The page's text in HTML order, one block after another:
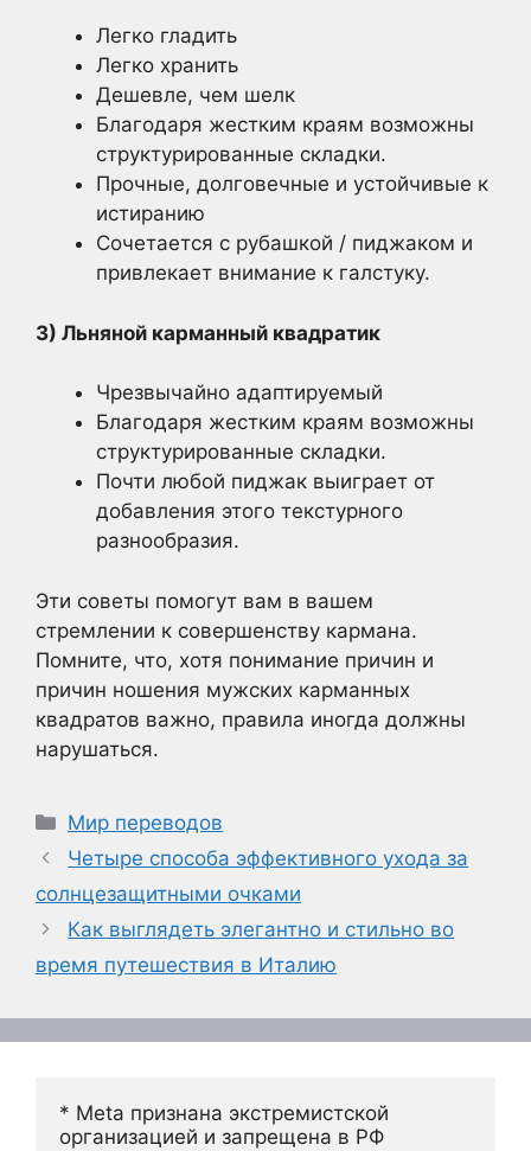
Легко гладить
Легко хранить
Дешевле, чем шелк
Благодаря жестким краям возможны
структурированные складки.
Прочные, долговечные и устойчивые к
истиранию
Сочетается с рубашкой / пиджаком и
привлекает внимание к галстуку.
3) Льняной карманный квадратик
Чрезвычайно адаптируемый
Благодаря жестким краям возможны
структурированные складки.
Почти любой пиджак выиграет от
добавления этого текстурного
разнообразия.
Эти советы помогут вам в вашем
стремлении к совершенству кармана.
Помните, что, хотя понимание причин и
причин ношения мужских карманных
квадратов важно, правила иногда должны
нарушаться.
Рубрики
Мир переводов
Четыре способа эффективного ухода за
солнцезащитными очками
Как выглядеть элегантно и стильно во
время путешествия в Италию
* Meta признана экстремистской
организацией и запрещена в РФ